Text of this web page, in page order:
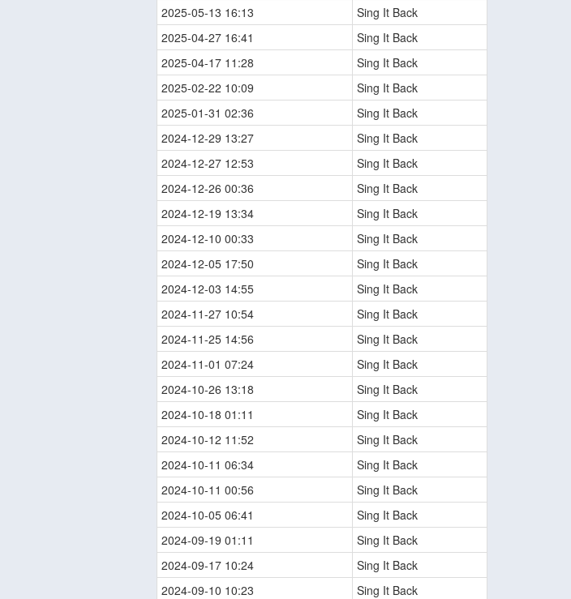
2025-05-13 16:13
Sing It Back
2025-04-27 16:41
Sing It Back
2025-04-17 11:28
Sing It Back
2025-02-22 10:09
Sing It Back
2025-01-31 02:36
Sing It Back
2024-12-29 13:27
Sing It Back
2024-12-27 12:53
Sing It Back
2024-12-26 00:36
Sing It Back
2024-12-19 13:34
Sing It Back
2024-12-10 00:33
Sing It Back
2024-12-05 17:50
Sing It Back
2024-12-03 14:55
Sing It Back
2024-11-27 10:54
Sing It Back
2024-11-25 14:56
Sing It Back
2024-11-01 07:24
Sing It Back
2024-10-26 13:18
Sing It Back
2024-10-18 01:11
Sing It Back
2024-10-12 11:52
Sing It Back
2024-10-11 06:34
Sing It Back
2024-10-11 00:56
Sing It Back
2024-10-05 06:41
Sing It Back
2024-09-19 01:11
Sing It Back
2024-09-17 10:24
Sing It Back
2024-09-10 10:23
Sing It Back